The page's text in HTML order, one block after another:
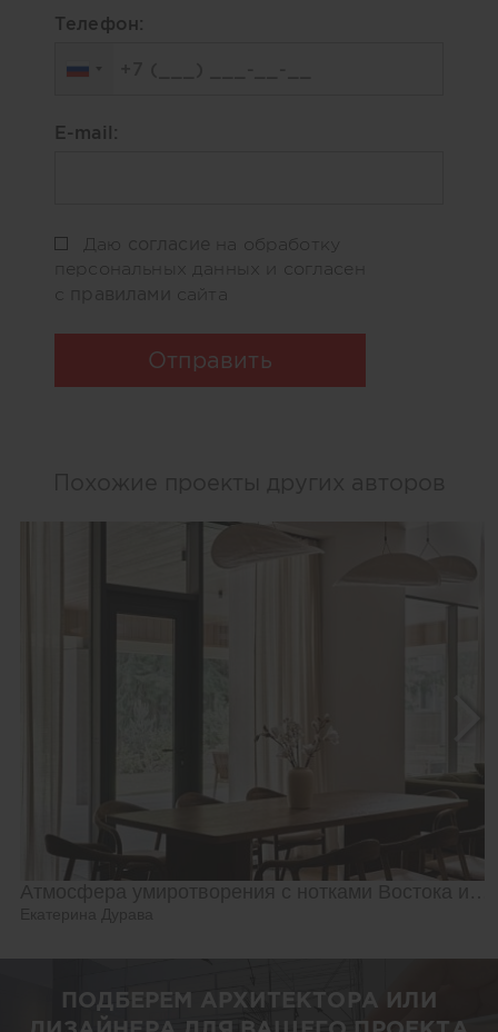
Телефон:
E-mail:
Даю
на обработку
персональных данных и согласен
с
сайта
Отправить
ПОДБЕРЕМ АРХИТЕКТОРА ИЛИ